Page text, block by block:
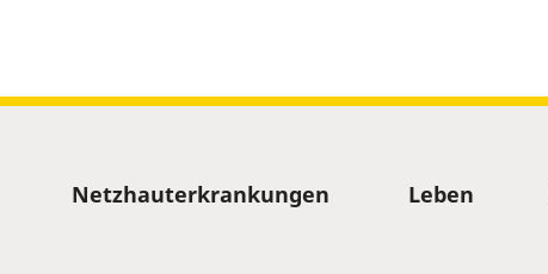
Sitemap
Netzhauterkrankungen Leben